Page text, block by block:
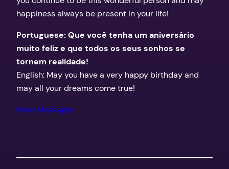
happiness always be present in your life!
Portuguese: Que você tenha um aniversário
muito feliz e que todos os seus sonhos se
tornem realidade!
English: May you have a very happy birthday and
may all your dreams come true!
More Messages